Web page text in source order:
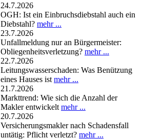
24.7.2026
OGH: Ist ein Einbruchsdiebstahl auch ein
Diebstahl? mehr ...
23.7.2026
Unfallmeldung nur an Bürgermeister:
Obliegenheitsverletzung? mehr ...
22.7.2026
Leitungswasserschaden: Was Benützung
eines Hauses ist mehr ...
21.7.2026
Markttrend: Wie sich die Anzahl der
Makler entwickelt mehr ...
20.7.2026
Versicherungsmakler nach Schadensfall
untätig: Pflicht verletzt? mehr ...